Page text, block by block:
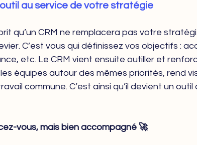
outil au service de votre stratégie
qu’un CRM ne remplacera pas votre
C’est vous qui définissez vos objectifs :
etc. Le CRM vient ensuite outiller et
les équipes autour des mêmes priorités, rend
commune. C’est ainsi qu’il devient un
vous, mais bien accompagné 🚀